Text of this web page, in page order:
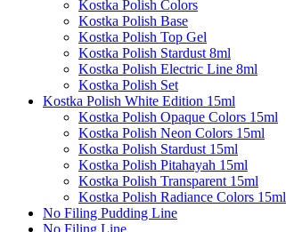
Kostka Polish Colors
Kostka Polish Base
Kostka Polish Top Gel
Kostka Polish Stardust 8ml
Kostka Polish Electric Line 8ml
Kostka Polish Set
Kostka Polish White Edition 15ml
Kostka Polish Opaque Colors 15ml
Kostka Polish Neon Colors 15ml
Kostka Polish Stardust 15ml
Kostka Polish Pitahayah 15ml
Kostka Polish Transparent 15ml
Kostka Polish Radiance Colors 15ml
No Filing Pudding Line
No Filing Line